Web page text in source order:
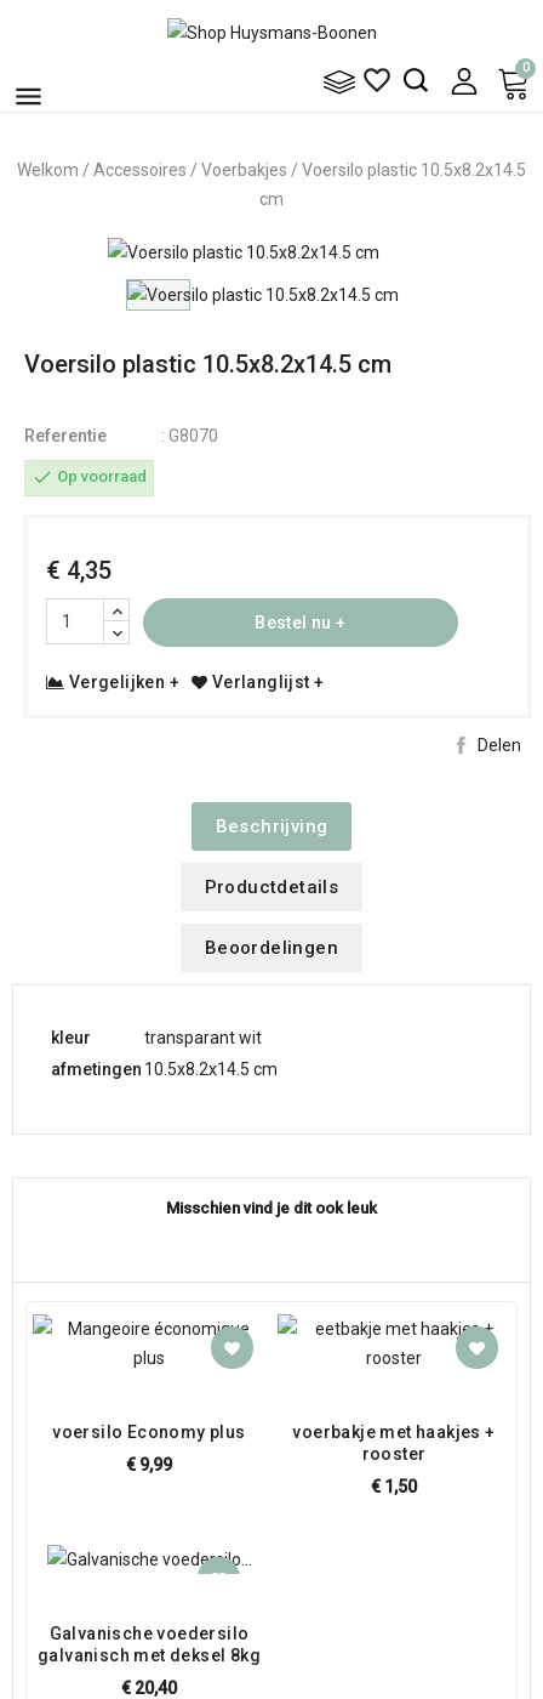

0

Welkom Accessoires Voerbakjes
Voersilo plastic 10.5x8.2x14.5
cm
Voersilo plastic 10.5x8.2x14.5 cm
Referentie : G8070
check Op voorraad
€ 4,35
Bestel nu +
Vergelijken + Verlanglijst +
Delen
Beschrijving
Productdetails
Beoordelingen
kleur
transparant wit
afmetingen 10.5x8.2x14.5 cm
Misschien vind je dit ook leuk
voersilo Economy plus
€ 9,99
voerbakje met haakjes +
rooster
€ 1,50
Galvanische voedersilo
galvanisch met deksel 8kg
€ 20,40